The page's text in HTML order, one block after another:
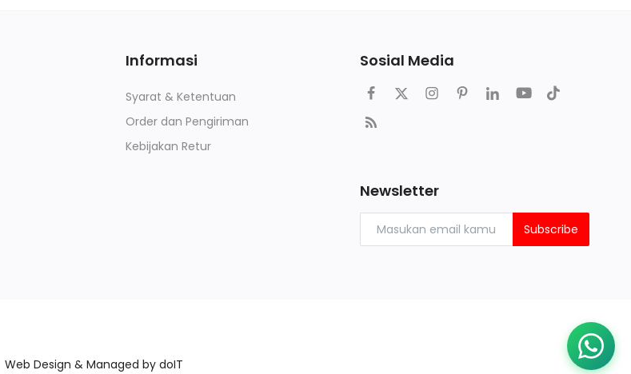
Informasi
Syarat & Ketentuan
Order dan Pengiriman
Kebijakan Retur
Sosial Media
Newsletter
Subscribe
Web Design & Managed by doIT